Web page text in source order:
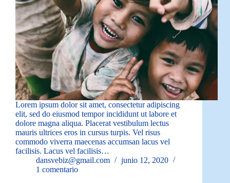
Lorem ipsum dolor sit amet, consectetur adipiscing
elit, sed do eiusmod tempor incididunt ut labore et
dolore magna aliqua. Placerat vestibulum lectus
mauris ultrices eros in cursus turpis. Vel risus
commodo viverra maecenas accumsan lacus vel
facilisis. Lacus vel facilisis…
dansvebiz@gmail.com
junio 12, 2020
1 comentario